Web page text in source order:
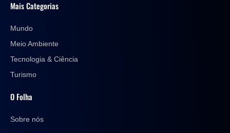
Mais Categorias
Mundo
Meio Ambiente
Tecnologia & Ciência
Turismo
O Folha
Sobre nós